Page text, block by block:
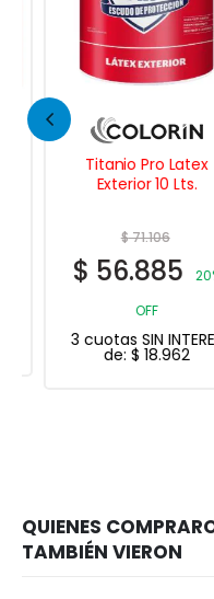
Titanio Pro Latex
Exterior 10 Lts.
71.106
$56.885
20%
OFF
3 cuotas SIN INTERES
de:$ 18.962